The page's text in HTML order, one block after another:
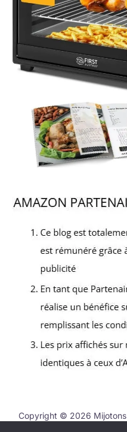
Copyright © 2026 Mijotons